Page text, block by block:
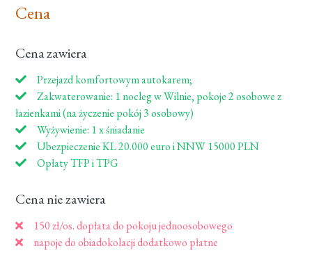
Cena
Cena zawiera
Przejazd komfortowym autokarem;
Zakwaterowanie: 1 nocleg w Wilnie, pokoje 2 osobowe z
łazienkami (na życzenie pokój 3 osobowy)
Wyżywienie: 1 x śniadanie
Ubezpieczenie KL 20.000 euro i NNW 15000 PLN
Opłaty TFP i TPG
Cena nie zawiera
150 zł/os. dopłata do pokoju jednoosobowego
napoje do obiadokolacji dodatkowo płatne